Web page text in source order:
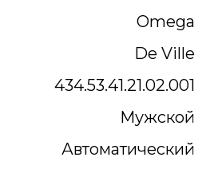
Omega
De Ville
434.53.41.21.02.001
Мужской
Автоматический